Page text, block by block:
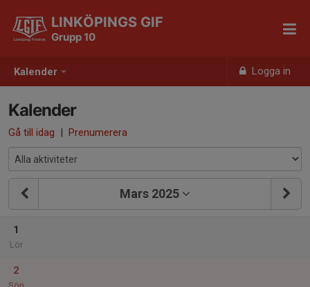
Kalender Logga in
LINKÖPINGS GIF
Grupp 10
Kalender
Gå till idag | Prenumerera
Mars 2025
1
Lör
2